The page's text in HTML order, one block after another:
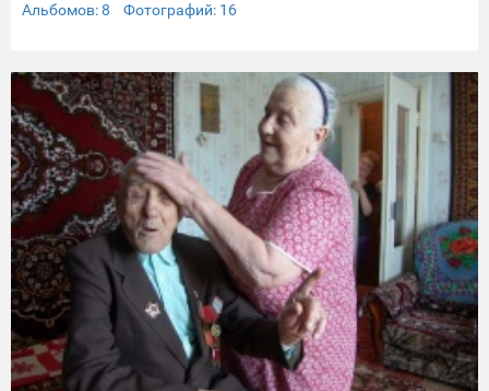
Альбомов: 8 Фотографий: 16